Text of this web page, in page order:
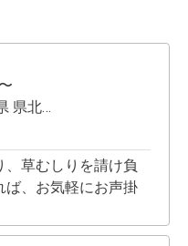
央 その他応相談
、草むしりを請け負
ば、お気軽にお声掛